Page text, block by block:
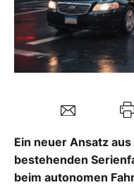
Mein B:O
Mein Konto
Ein neuer Ansatz
bestehenden
beim autonomen